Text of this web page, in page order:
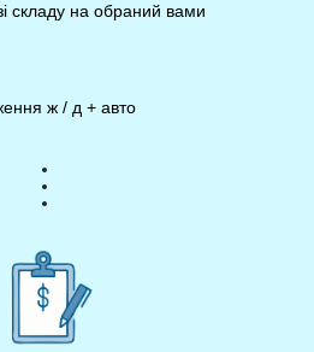
складу на обраний вами
ж / д + авто